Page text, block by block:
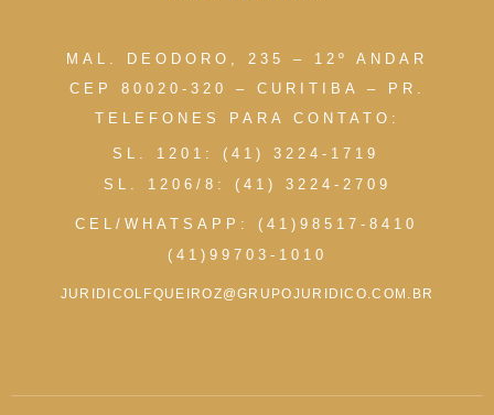
MAL. DEODORO, 235 – 12º ANDAR
CEP 80020-320 – CURITIBA – PR.
TELEFONES PARA CONTATO:
SL. 1201: (41) 3224-1719
SL. 1206/8: (41) 3224-2709
CEL/WHATSAPP: (41)98517-8410
(41)99703-1010
JURIDICOLFQUEIROZ@GRUPOJURIDICO.COM.BR